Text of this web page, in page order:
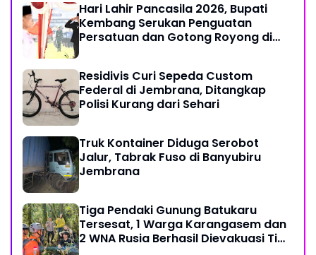
Hari Lahir Pancasila 2026, Bupati
Kembang Serukan Penguatan
Persatuan dan Gotong Royong di
Residivis Curi Sepeda Custom
Federal di Jembrana, Ditangkap
Polisi Kurang dari Sehari
Truk Kontainer Diduga Serobot
Jalur, Tabrak Fuso di Banyubiru
Jembrana
Tiga Pendaki Gunung Batukaru
Tersesat, 1 Warga Karangasem dan
2 WNA Rusia Berhasil Dievakuasi Tim